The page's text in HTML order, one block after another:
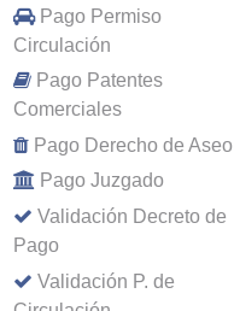
Pago Permiso
Circulación
Pago Patentes
Comerciales
Pago Derecho de Aseo
Pago Juzgado
Validación Decreto de
Pago
Validación P. de